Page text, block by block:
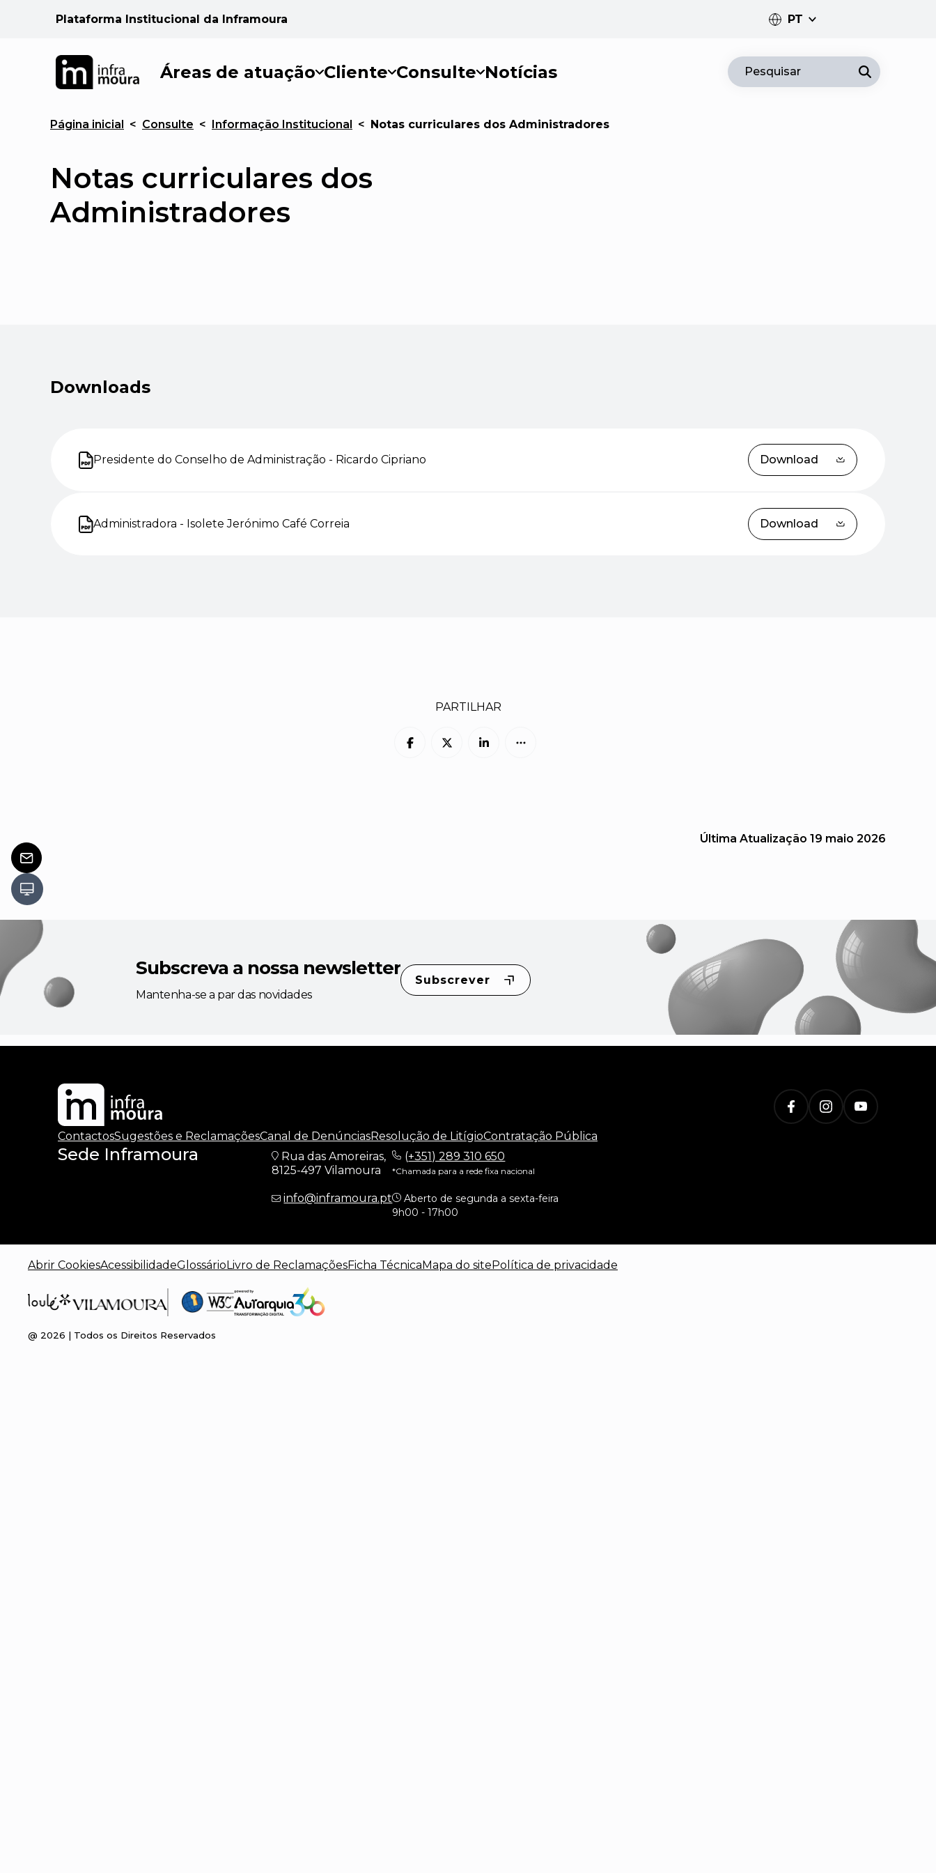
Plataforma Institucional da Inframoura PT
PT
EN
Áreas de atuação Cliente Consulte Notícias Pesquisar
Página inicial < Consulte < Informação Institucional < Notas curriculares dos Administradores
Notas curriculares dos
Administradores
Downloads
Presidente do Conselho de Administração - Ricardo Cipriano Download
Abre num novo separador
Administradora - Isolete Jerónimo Café Correia Download
Abre num novo separador
PARTILHAR
Última Atualização 19 maio 2026
Subscreva a nossa newsletter
Mantenha-se a par das novidades
Subscrever
ContactosSugestões e ReclamaçõesCanal de DenúnciasResolução de LitígioContratação Pública
Sede Inframoura
Rua das Amoreiras,
8125-497 Vilamoura
info@inframoura.pt
(+351) 289 310 650
*Chamada para a rede fixa nacional
Aberto de segunda a sexta-feira
9h00 - 17h00
Abrir CookiesAcessibilidadeGlossário Livro de ReclamaçõesFicha Técnica Mapa do site Política de privacidade
@ 2026 | Todos os Direitos Reservados